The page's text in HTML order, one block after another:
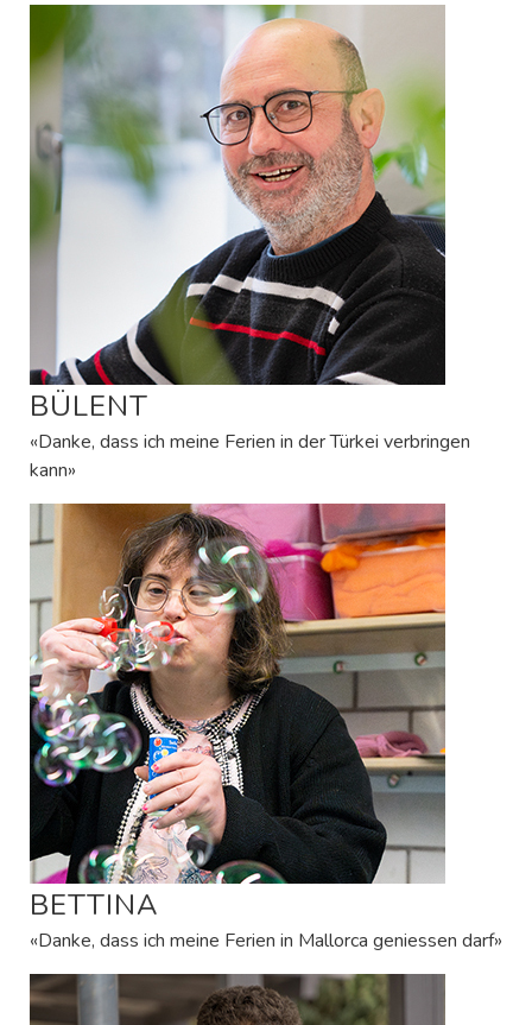
BÜLENT
«Danke, dass ich meine Ferien in der Türkei verbringen
kann»
BETTINA
«Danke, dass ich meine Ferien in Mallorca geniessen darf»